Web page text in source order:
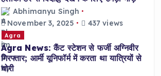
Abhimanyu Singh
November 3, 2025
437 views
Agra
Agra News: कैंट स्टेशन से फर्जी अग्निवीर
गिरफ्तार; आर्मी यूनिफॉर्म में करता था यात्रियों से
चोरी